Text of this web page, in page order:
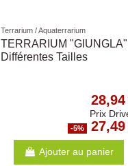
Terrarium / Aquaterrarium
TERRARIUM
Différentes Tailles
Prix
-5%
Ajouter au panier